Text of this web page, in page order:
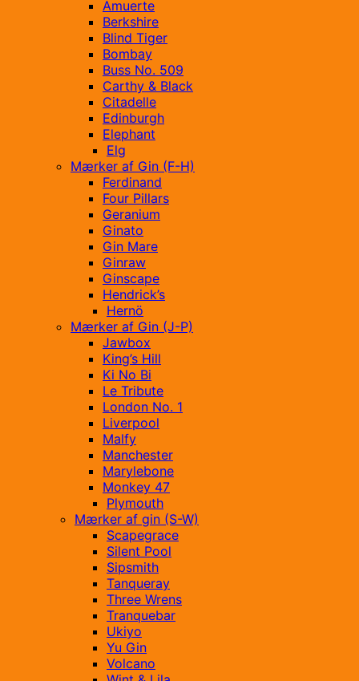
Amuerte
Berkshire
Blind Tiger
Bombay
Buss No. 509
Carthy & Black
Citadelle
Edinburgh
Elephant
Elg
Mærker af Gin (F-H)
Ferdinand
Four Pillars
Geranium
Ginato
Gin Mare
Ginraw
Ginscape
Hendrick’s
Hernö
Mærker af Gin (J-P)
Jawbox
King’s Hill
Ki No Bi
Le Tribute
London No. 1
Liverpool
Malfy
Manchester
Marylebone
Monkey 47
Plymouth
Mærker af gin (S-W)
Scapegrace
Silent Pool
Sipsmith
Tanqueray
Three Wrens
Tranquebar
Ukiyo
Yu Gin
Volcano